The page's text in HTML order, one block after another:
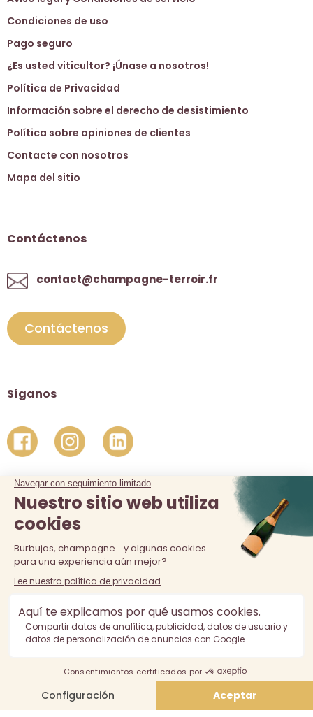
Condiciones de uso
Pago seguro
¿Es usted viticultor? ¡Únase a nosotros!
Política de Privacidad
Información sobre el derecho de desistimiento
Política sobre opiniones de clientes
Contacte con nosotros
Mapa del sitio
Contáctenos
contact@champagne-terroir.fr
Contáctenos
Síganos
La venta de alcohol está prohibida a los menores de 18 años.
El consumo excesivo de alcohol es perjudicial para la salud,